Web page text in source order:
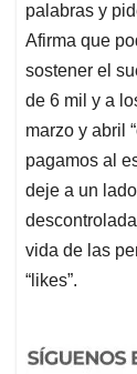
palabras y
Afirma que
sostener el
de 6 mil y a
marzo y abril
pagamos al
deje a un
vida de las
“likes”.